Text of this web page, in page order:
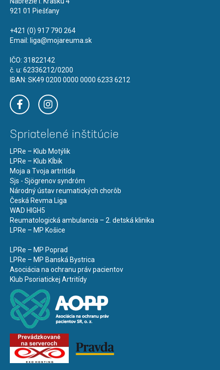
921 01 Piešťany
+421 (0) 917 790 264
Email: liga@mojareuma.sk
IČO: 31822142
č. u: 62336212/0200
IBAN: SK49 0200 0000 0000 6233 6212
Spriatelené inštitúcie
LPRe – Klub Motýlik
LPRe – Klub Kĺbik
Moja a Tvoja artritída
Sjs - Sjögrenov syndróm
Národný ústav reumatických chorôb
Česká Revma Liga
WAD HIGH5
Reumatologická ambulancia – 2. detská klinika
LPRe – MP Košice
LPRe – MP Poprad
LPRe – MP Banská Bystrica
Asociácia na ochranu práv pacientov
Klub Psoriatickej Artritídy